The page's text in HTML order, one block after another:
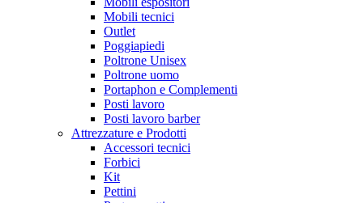
Mobili tecnici
Outlet
Poggiapiedi
Poltrone Unisex
Poltrone uomo
Portaphon e Complementi
Posti lavoro
Posti lavoro barber
Attrezzature e Prodotti
Accessori tecnici
Forbici
Kit
Pettini